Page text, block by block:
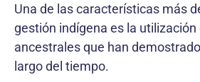
Una de las características más
gestión indígena es la
ancestrales que han
largo del tiempo.